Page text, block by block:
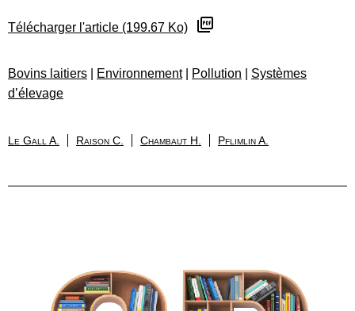
Télécharger l'article (199.67 Ko)
Bovins laitiers Environnement| Pollution
Systèmes
d’élevage
Le Gall A. Raison C. Chambaut H. Pflimlin A.